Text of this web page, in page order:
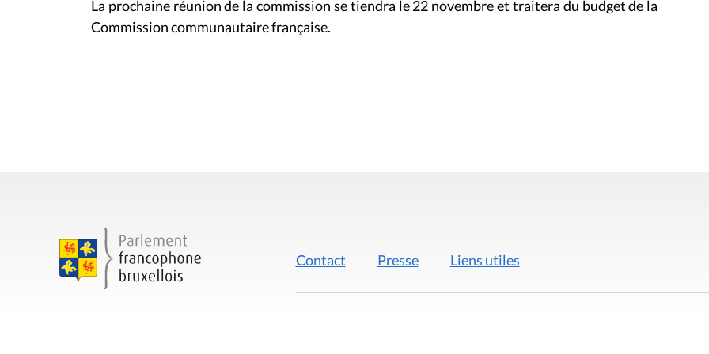
La prochaine réunion de la commission se tiendra le 22 novembre et traitera du budget de la
Commission communautaire française.
Contact Presse Liens utiles